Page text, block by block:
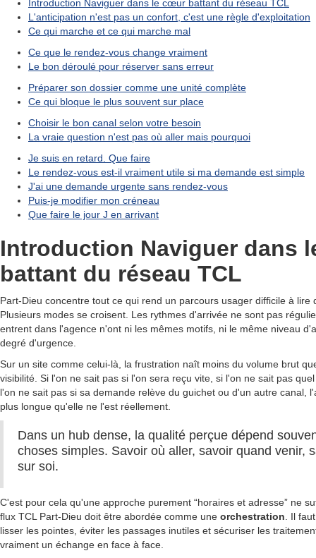
Introduction Naviguer dans le cœur battant du réseau TCL
L'anticipation n'est pas un confort, c'est une règle d'exploitation
Ce qui marche et ce qui marche mal
Ce que le rendez-vous change vraiment
Le bon déroulé pour réserver sans erreur
Préparer son dossier comme une unité complète
Ce qui bloque le plus souvent sur place
Choisir le bon canal selon votre besoin
La vraie question n'est pas où aller mais pourquoi
Je suis en retard. Que faire
Le rendez-vous est-il vraiment utile si ma demande est simple
J'ai une demande urgente sans rendez-vous
Puis-je modifier mon créneau
Que faire le jour J en arrivant
Introduction Naviguer dans
battant du réseau TCL
Part-Dieu concentre tout ce qui rend un parcours usager difficile à lire
Plusieurs modes se croisent. Les rythmes d'arrivée ne sont pas
entrent dans l'agence n'ont ni les mêmes motifs, ni le même niveau
degré d'urgence.
Sur un site comme celui-là, la frustration naît moins du volume brut
visibilité. Si l'on ne sait pas si l'on sera reçu vite, si l'on ne sait pas
l'on ne sait pas si sa demande relève du guichet ou d'un autre canal,
plus longue qu'elle ne l'est réellement.
Dans un hub dense, la qualité perçue dépend
choses simples. Savoir où aller, savoir quand venir,
sur soi.
C'est pour cela qu'une approche purement “horaires et adresse” ne
flux TCL Part-Dieu doit être abordée comme une orchestration . Il
lisser les pointes, éviter les passages inutiles et sécuriser les
vraiment un échange en face à face.